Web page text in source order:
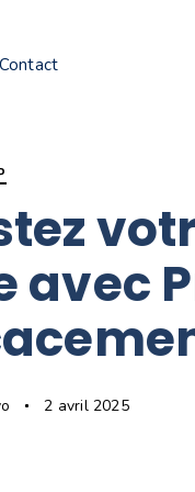
Contact
avec
2 avril 2025